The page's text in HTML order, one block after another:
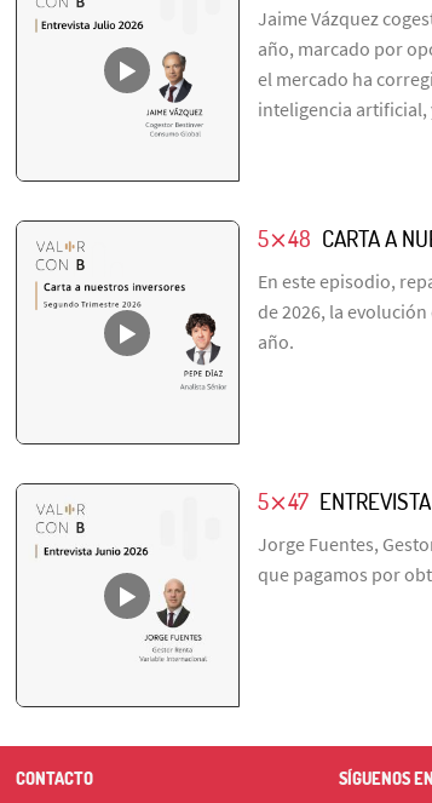
Jaime Vázquez
año, marcado por
el mercado ha
inteligencia artificial,
5⨯48 CARTA A
En este episodio,
de 2026, la
año.
5⨯47
Jorge Fuentes,
que pagamos por
CONTACTO SÍGUENOS EN